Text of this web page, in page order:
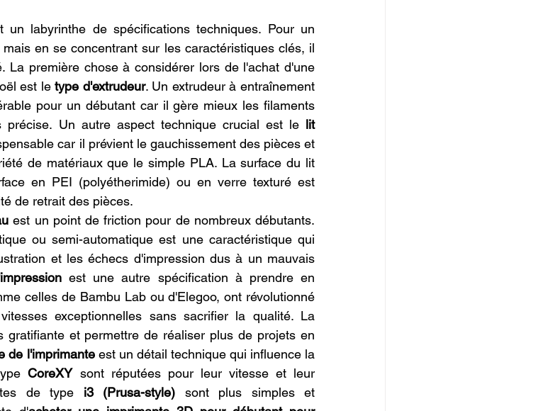
labyrinthe de spécifications techniques. Pour un
en se concentrant sur les caractéristiques clés, il
La première chose à considérer lors de l'achat d'une
est le type d'extrudeur. Un extrudeur à entraînement
pour un débutant car il gère mieux les filaments
Un autre aspect technique crucial est le lit
car il prévient le gauchissement des pièces et
de matériaux que le simple PLA. La surface du lit
en PEI (polyétherimide) ou en verre texturé est
de retrait des pièces.
est un point de friction pour de nombreux débutants.
ou semi-automatique est une caractéristique qui
et les échecs d'impression dus à un mauvais
est une autre spécification à prendre en
celles de Bambu Lab ou d'Elegoo, ont révolutionné
exceptionnelles sans sacrifier la qualité. La
gratifiante et permettre de réaliser plus de projets en
de l'imprimante est un détail technique qui influence la
CoreXY sont réputées pour leur vitesse et leur
de type i3 (Prusa-style) sont plus simples et